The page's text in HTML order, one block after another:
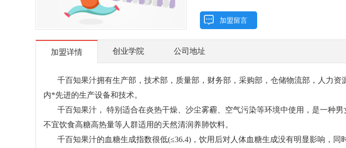
加盟留言
加盟详情 创业学院 公司地址
千百知果汁拥有生产部，技术部，质量部，财务部，采购部，仓储物流部，人力资
内*先进的生产设备和技术。
千百知果汁， 特别适合在炎热干燥、沙尘雾霾、空气污染等环境中使用，是一种
不宜饮食高糖高热量等人群适用的天然清润养肺饮料。
千百知果汁的血糖生成指数很低(≤36.4)，饮用后对人体血糖生成没有明显影响，同